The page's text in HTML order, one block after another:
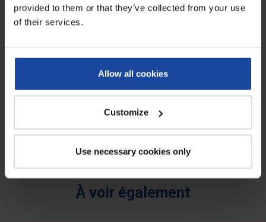
provided to them or that they’ve collected from your use
of their services.
Allow all cookies
Customize
Use necessary cookies only
Poids
Vinylique/Polyéthylène
Soyez le premier à rédiger un avis !
À voir également